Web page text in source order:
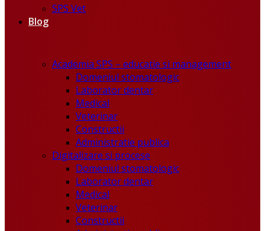
SPS Vet
Blog
Academia SPS – educatie si management
Domeniul stomatologic
Laborator dentar
Medical
Veterinar
Constructii
Administratie publica
Digitalizare si procese
Domeniul stomatologic
Laborator dentar
Medical
Veterinar
Constructii